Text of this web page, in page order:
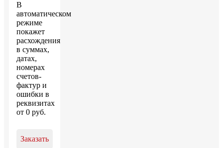
В
автоматическом
режиме
покажет
расхождения
в суммах,
датах,
номерах
счетов-
фактур и
ошибки в
реквизитах
от 0 руб.
Заказать